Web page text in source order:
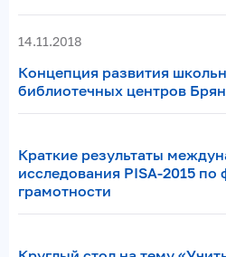
14.11.2018
Концепция развития
библиотечных центров
Краткие результаты
исследования PISA-2015 по
грамотности